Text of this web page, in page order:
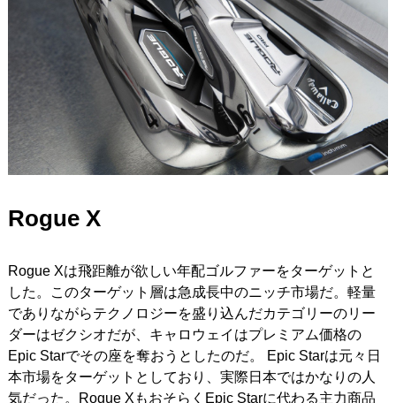
Rogue X
Rogue Xは飛距離が欲しい年配ゴルファーをターゲットと
した。このターゲット層は急成長中のニッチ市場だ。軽量
でありながらテクノロジーを盛り込んだカテゴリーのリー
ダーはゼクシオだが、キャロウェイはプレミアム価格の
Epic Starでその座を奪おうとしたのだ。 Epic Starは元々日
本市場をターゲットとしており、実際日本ではかなりの人
気だった。Rogue XもおそらくEpic Starに代わる主力商品